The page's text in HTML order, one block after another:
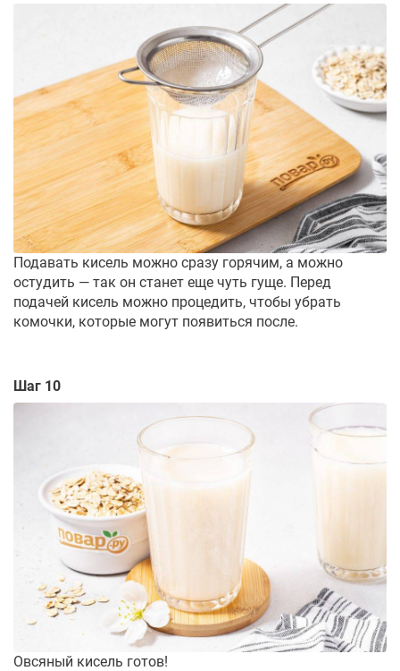
Подавать кисель можно сразу горячим, а можно
остудить — так он станет еще чуть гуще. Перед
подачей кисель можно процедить, чтобы убрать
комочки, которые могут появиться после.
Шаг 10
Овсяный кисель готов!